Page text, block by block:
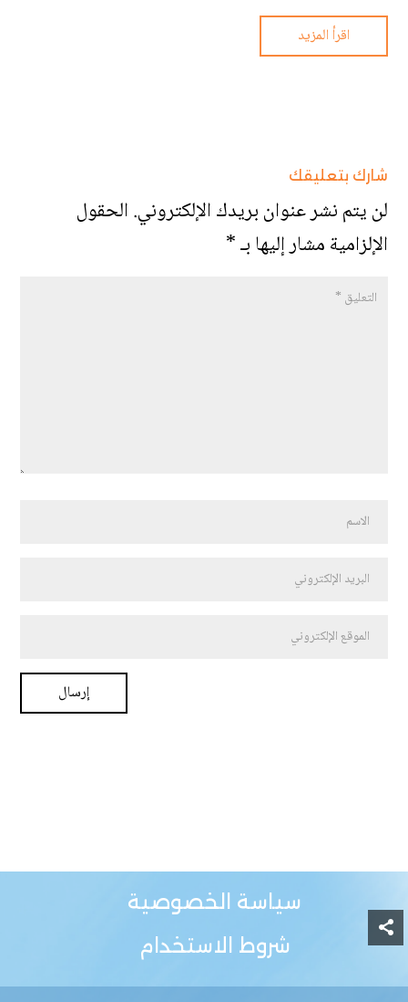
اقرأ المزيد
شارك بتعليقك
لن يتم نشر عنوان بريدك الإلكتروني.الحقول
الإلزامية مشار إليها بـ*
سياسة الخصوصية
شروط الاستخدام